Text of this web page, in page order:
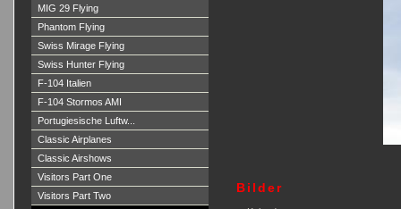
MIG 29 Flying
Phantom Flying
Swiss Mirage Flying
Swiss Hunter Flying
F-104 Italien
F-104 Stormos AMI
Portugiesische Luftw...
Classic Airplanes
Classic Airshows
Visitors Part One
Visitors Part Two
Bilder